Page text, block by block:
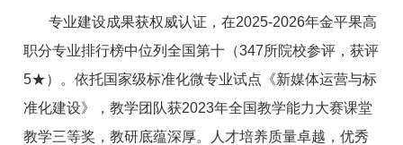
专业建设成果获权威认证，在2025-2026年金平果高
职分专业排行榜中位列全国第十（347所院校参评，获评
5★）。依托国家级标准化微专业试点《新媒体运营与标
准化建设》，教学团队获2023年全国教学能力大赛课堂
教学三等奖，教研底蕴深厚。人才培养质量卓越，优秀